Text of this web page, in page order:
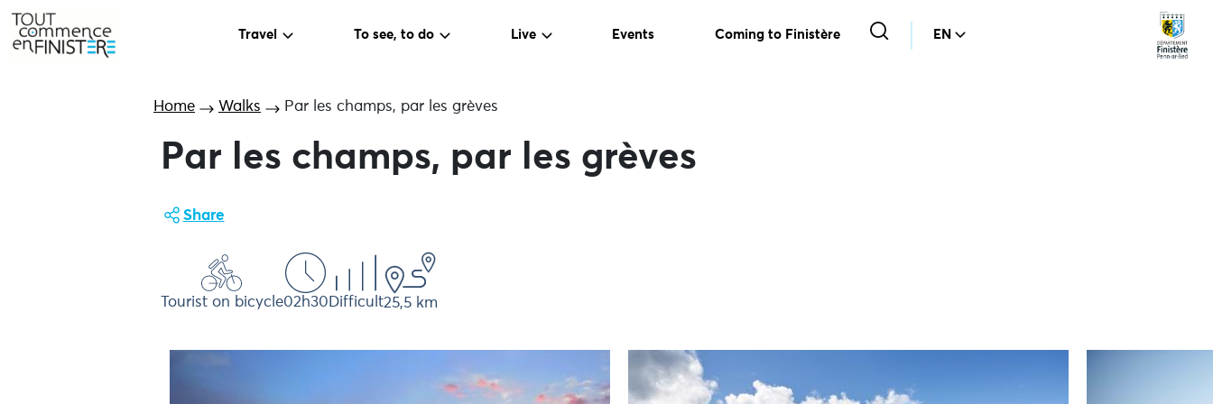
Travel To see, to do Live Events Coming to Finistère EN
Home Walks Par les champs, par les grèves
Par les champs, par les grèves
Share
Tourist on bicycle02h30 Difficult25,5 km